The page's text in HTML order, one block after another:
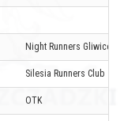
Night Runners Gliwice
Silesia Runners Club
OTK